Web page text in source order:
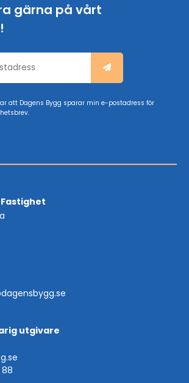
gärna på vårt
att Dagens Bygg sparar min e-postadress för
utgivare